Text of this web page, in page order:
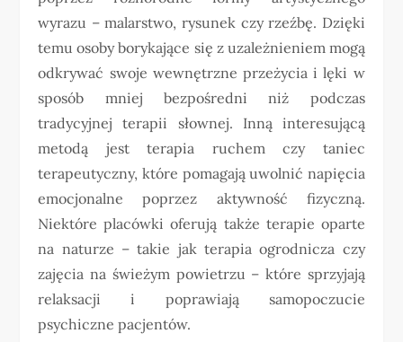
wyrazu – malarstwo, rysunek czy rzeźbę. Dzięki
temu osoby borykające się z uzależnieniem mogą
odkrywać swoje wewnętrzne przeżycia i lęki w
sposób mniej bezpośredni niż podczas
tradycyjnej terapii słownej. Inną interesującą
metodą jest terapia ruchem czy taniec
terapeutyczny, które pomagają uwolnić napięcia
emocjonalne poprzez aktywność fizyczną.
Niektóre placówki oferują także terapie oparte
na naturze – takie jak terapia ogrodnicza czy
zajęcia na świeżym powietrzu – które sprzyjają
relaksacji i poprawiają samopoczucie
psychiczne pacjentów.